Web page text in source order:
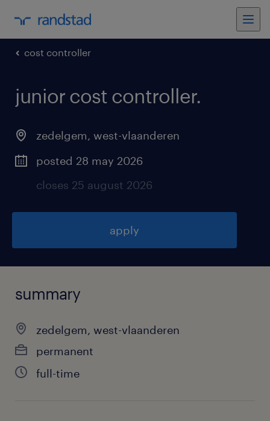
cost controller
junior cost controller.
zedelgem, west-vlaanderen
posted 28 may 2026
closes 25 august 2026
apply
summary
zedelgem, west-vlaanderen
permanent
full-time